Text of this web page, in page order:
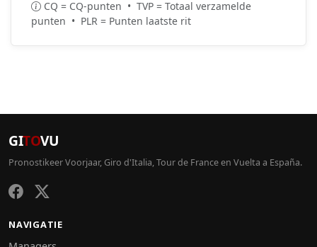
CQ = CQ-punten • TVP = Totaal verzamelde
punten • PLR = Punten laatste rit
GITOVU
Pronostikeer Voorjaar, Giro d'Italia, Tour de France en Vuelta a España.
NAVIGATIE